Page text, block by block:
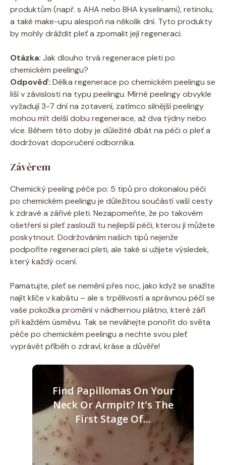
produktům (např. s AHA nebo BHA kyselinami), retinolu,
a také make-upu alespoň na několik dní. Tyto produkty
by mohly dráždit pleť a zpomalit její regeneraci.
Otázka: Jak dlouho trvá regenerace pleti po
chemickém peelingu?
Odpověď: Délka regenerace po chemickém peelingu se
liší v závislosti na typu peelingu. Mírné peelingy obvykle
vyžadují 3-7 dní na zotavení, zatímco silnější peelingy
mohou mít delší dobu regenerace, až dva týdny nebo
více. Během této doby je důležité dbát na péči o pleť a
dodržovat doporučení odborníka.
Závěrem
Chemický peeling péče po: 5 tipů pro dokonalou péči
po chemickém peelingu je důležitou součástí vaší cesty
k zdravé a zářivé pleti. Nezapomeňte, že po takovém
ošetření si pleť zaslouží tu nejlepší péči, kterou jí můžete
poskytnout. Dodržováním našich tipů nejenže
podpoříte regeneraci pleti, ale také si užijete výsledek,
který každý ocení.
Pamatujte, pleť se nemění přes noc, jako když se snažíte
najít klíče v kabátu – ale s trpělivostí a správnou péčí se
vaše pokožka promění v nádhernou plátno, které září
při každém úsměvu. Tak se neváhejte ponořit do světa
péče po chemickém peelingu a nechte svou pleť
vyprávět příběh o zdraví, kráse a důvěře!
Find Papillomas On Your
Neck Or Armpit? It's The
First Stage Of...